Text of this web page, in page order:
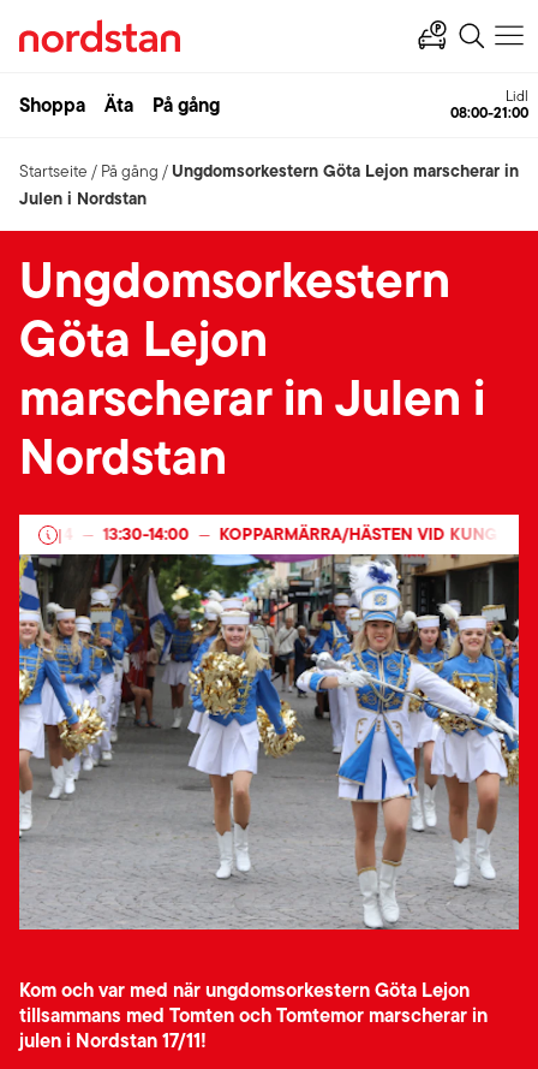
Shoppa Äta På gång Lidl
08:00-21:00
Startseite / På gång / Ungdomsorkestern Göta Lejon marscherar in
Julen i Nordstan
Ungdomsorkestern
Göta Lejon
marscherar in Julen i
Nordstan
|
2024 — 13:30-14:00 — KOPPARMÄRRA/HÄSTEN VID
Kom och var med när ungdomsorkestern Göta Lejon
tillsammans med Tomten och Tomtemor marscherar in
julen i Nordstan 17/11!